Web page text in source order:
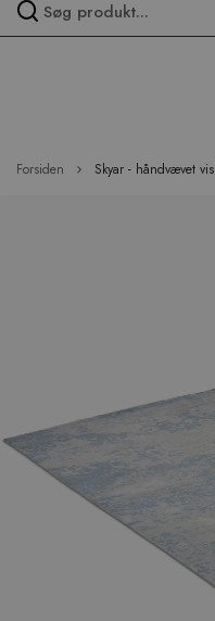
Forsiden Skyar - håndvævet